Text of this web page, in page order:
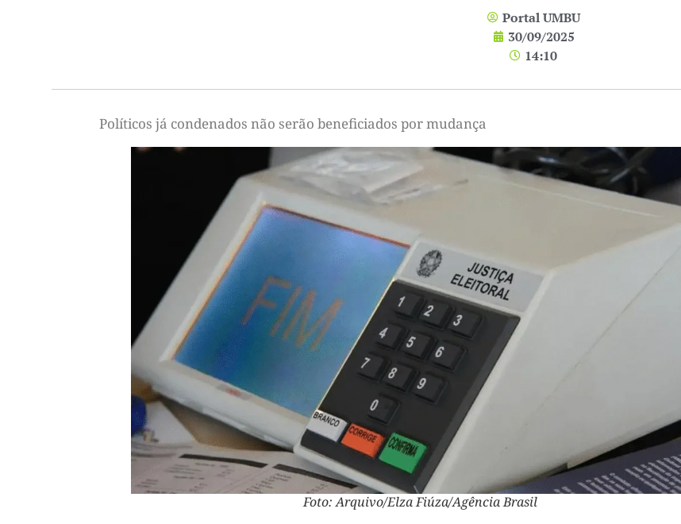
Portal UMBU
30/09/2025
14:10
Políticos já condenados não serão beneficiados por mudança
Foto: Arquivo/Elza Fiúza/Agência Brasil